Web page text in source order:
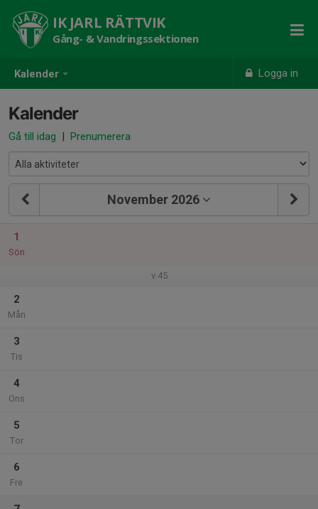
Kalender Logga in
IK JARL RÄTTVIK
Gång- & Vandringssektionen
Kalender
Gå till idag | Prenumerera
November 2026
1
Sön
v.45
2
Mån
3
Tis
4
Ons
5
Tor
6
Fre